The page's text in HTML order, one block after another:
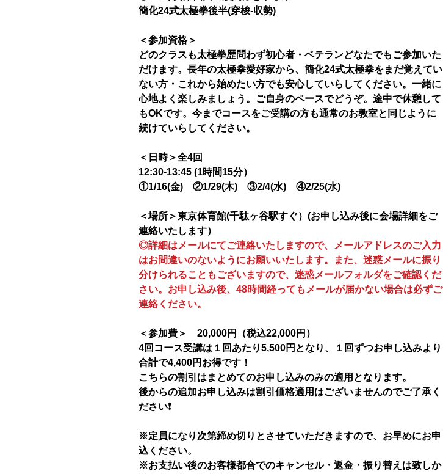
簡化24式太極拳後半(穿梭-収勢)
＜参加資格＞
どのクラスも太極拳歴問わず初心者・ベテランどなたでもご参加いた
だけます。長年の太極拳愛好家から、簡化24式太極拳をまだ覚えてい
ない方・これから始めたい方でも安心していらしてください。一緒に
心地よく楽しみましょう。ご自身のペースでどうぞ。途中で休憩して
もOKです。今までコースをご受講の方も通常のお教室と同じように
続けていらしてください。
＜日時＞全4回
12:30-13:45 (1時間15分）
①1/16(金) ②1/29(木) ③2/4(水) ④2/25(水)
＜場所＞東京体育館(千駄ヶ谷駅すぐ）(お申し込み後に会場詳細をご
連絡いたします）
◎詳細はメールにてご連絡いたしますので、メールアドレスのご入力
はお間違いのないようにお願いいたします。また、迷惑メールに振り
分けられることもございますので、迷惑メールフォルダをご確認くだ
さい。お申し込み後、48時間経ってもメールが届かない場合は必ずご
連絡ください。
＜参加費＞ 20,000円（税込22,000円）
4回コース受講は１回あたり5,500円となり、１回ずつお申し込みより
合計で4,400円お得です！
こちらの割引はまとめてのお申し込みのみの適用となります。
後からの追加お申し込みは割引価格適用はございませんのでご了承く
ださい❗️
※定員になり次第締め切りとさせていただきますので、お早めにお申
込ください。
※お支払い後のお客様都合でのキャンセル・返金・振り替えは致しか